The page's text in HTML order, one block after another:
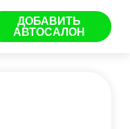
ДОБАВИТЬ
АВТОСАЛОН